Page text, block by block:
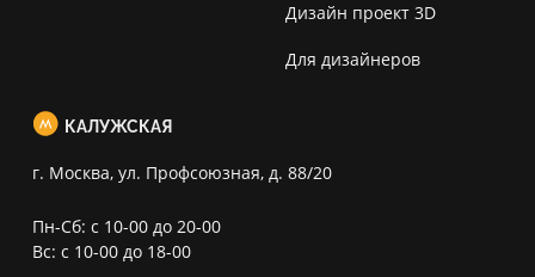
Дизайн проект 3D
Для дизайнеров
КАЛУЖСКАЯ
г. Москва, ул. Профсоюзная, д. 88/20
Пн-Сб: с 10-00 до 20-00
Вс: с 10-00 до 18-00